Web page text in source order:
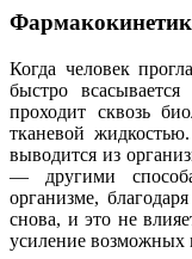
Когда человек
быстро
проходит сквозь
тканевой
выводится из
— другими
организме,
снова, и это не
усиление возможных